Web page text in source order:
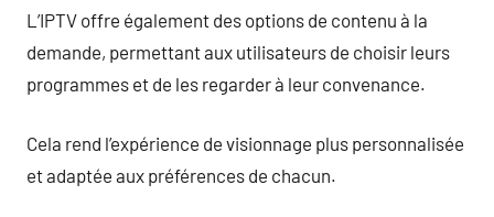
L’IPTV offre également des options de contenu à la
demande, permettant aux utilisateurs de choisir leurs
programmes et de les regarder à leur convenance.
Cela rend l’expérience de visionnage plus personnalisée
et adaptée aux préférences de chacun.